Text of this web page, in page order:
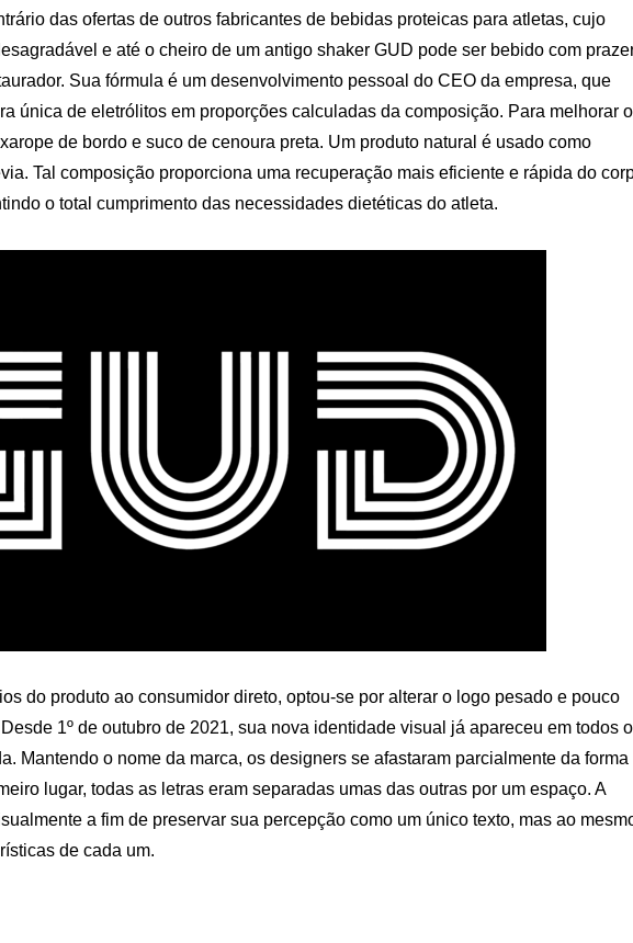
das ofertas de outros fabricantes de bebidas proteicas para atletas, cujo
e até o cheiro de um antigo shaker GUD pode ser bebido com
Sua fórmula é um desenvolvimento pessoal do CEO da empresa, que
única de eletrólitos em proporções calculadas da composição. Para melhorar o
de bordo e suco de cenoura preta. Um produto natural é usado como
Tal composição proporciona uma recuperação mais eficiente e rápida do
o total cumprimento das necessidades dietéticas do atleta.
do produto ao consumidor direto, optou-se por alterar o logo pesado e pouco
1º de outubro de 2021, sua nova identidade visual já apareceu em todos
Mantendo o nome da marca, os designers se afastaram parcialmente da forma
lugar, todas as letras eram separadas umas das outras por um espaço. A
a fim de preservar sua percepção como um único texto, mas ao
de cada um.